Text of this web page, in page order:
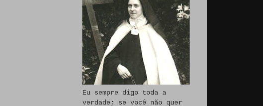
Eu sempre digo toda a
verdade; se você não quer